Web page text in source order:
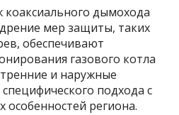
дымохода
мер защиты, таких
обеспечивают
газового котла
и наружные
подхода с
особенностей региона.